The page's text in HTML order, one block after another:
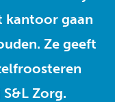
kantoor gaan
Ze geeft
Zorg.